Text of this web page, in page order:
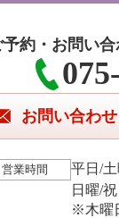
予約・お問い合
お問い合わせ
営業時間
平日/土
日曜/
※木曜